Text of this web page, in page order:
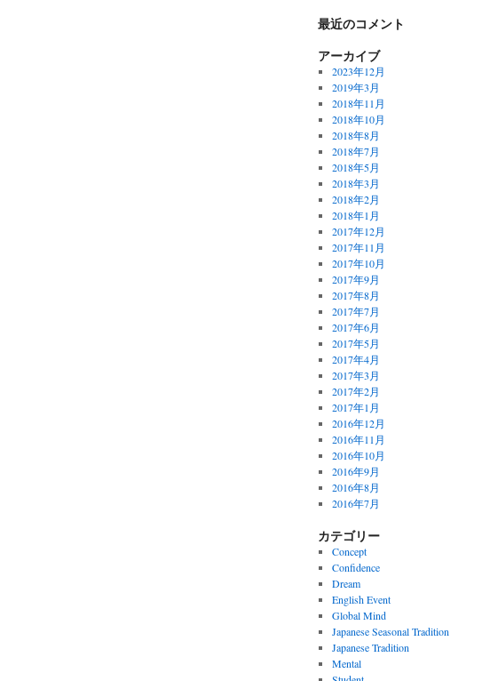
最近のコメント
アーカイブ
2023年12月
2019年3月
2018年11月
2018年10月
2018年8月
2018年7月
2018年5月
2018年3月
2018年2月
2018年1月
2017年12月
2017年11月
2017年10月
2017年9月
2017年8月
2017年7月
2017年6月
2017年5月
2017年4月
2017年3月
2017年2月
2017年1月
2016年12月
2016年11月
2016年10月
2016年9月
2016年8月
2016年7月
カテゴリー
Concept
Confidence
Dream
English Event
Global Mind
Japanese Seasonal Tradition
Japanese Tradition
Mental